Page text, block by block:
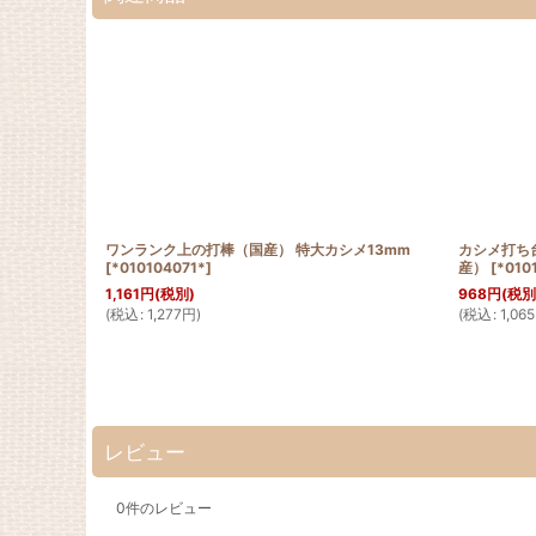
ワンランク上の打棒（国産） 特大カシメ13mm
[*010104071*]
1,161円(税別)
(税込 : 1,277円)
カシメ打ち
産）
[
968円(税
(税込 : 1,065
レビュー
0件のレビュー